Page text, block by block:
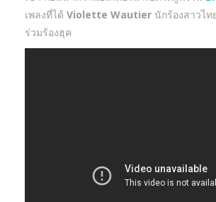
เพลงที่ได้ Violette Wautier นักร้องสาวไท
ร่วมร้องฮุค